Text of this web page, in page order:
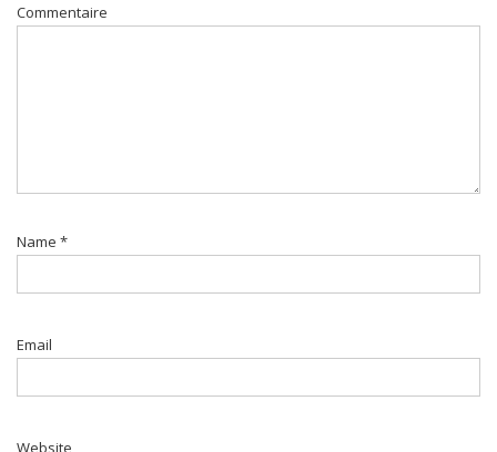
Commentaire
Name *
Email
Website